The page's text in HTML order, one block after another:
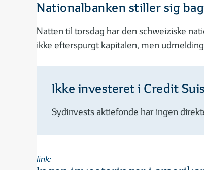
Nationalbanken stiller sig bag
Natten til torsdag har den schweiziske
ikke efterspurgt kapitalen, men
Ikke investeret i Credit
Sydinvests aktiefonde har ingen
link: